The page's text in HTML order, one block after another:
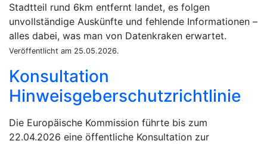
Stadtteil rund 6km entfernt landet, es folgen
unvollständige Auskünfte und fehlende Informationen –
alles dabei, was man von Datenkraken erwartet.
Veröffentlicht am 25.05.2026.
Konsultation
Hinweisgeberschutzrichtlinie
Die Europäische Kommission führte bis zum
22.04.2026 eine öffentliche Konsultation zur